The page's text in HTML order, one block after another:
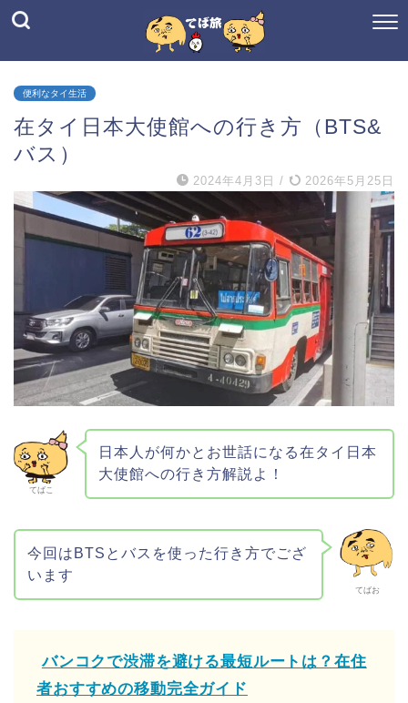
便利なタイ生活
在タイ日本大使館への行き方（BTS&
バス）
2024年4月3日 / 2026年5月25日
てばこ
日本人が何かとお世話になる在タイ日本
大使館への行き方解説よ！
てばお
今回はBTSとバスを使った行き方でござ
います
バンコクで渋滞を避ける最短ルートは？在住
者おすすめの移動完全ガイド